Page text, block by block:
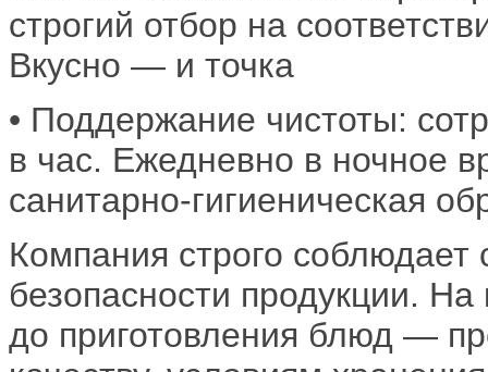
строгий отбор на
Вкусно — и точка
• Поддержание чистоты:
в час. Ежедневно в ночное
санитарно-гигиеническая
Компания строго соблюдает
безопасности продукции.
до приготовления блюд —